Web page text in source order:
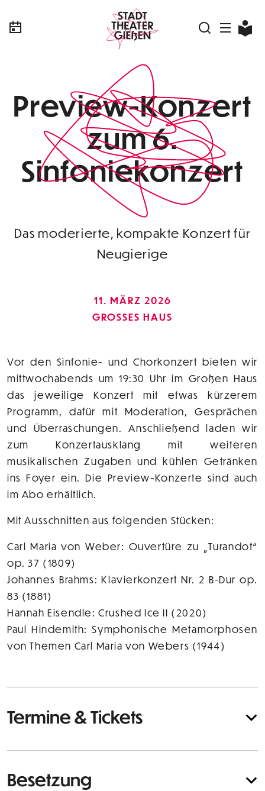
Preview-Konzert
zum 6.
Sinfoniekonzert
Das moderierte, kompakte Konzert für
Neugierige
11. MÄRZ 2026
GROSSES HAUS
Vor den Sinfonie- und Chorkonzert bieten wir
mittwochabends um 19:30 Uhr im Großen Haus
das jeweilige Konzert mit etwas kürzerem
Programm, dafür mit Moderation, Gesprächen
und Überraschungen. Anschließend laden wir
zum Konzertausklang mit weiteren
musikalischen Zugaben und kühlen Getränken
ins Foyer ein. Die Preview-Konzerte sind auch
im Abo erhältlich.
Mit Ausschnitten aus folgenden Stücken:
Carl Maria von Weber: Ouvertüre zu „Turandot“
op. 37 (1809)
Johannes Brahms: Klavierkonzert Nr. 2 B-Dur op.
83 (1881)
Hannah Eisendle: Crushed Ice II (2020)
Paul Hindemith: Symphonische Metamorphosen
von Themen Carl Maria von Webers (1944)
Termine & Tickets
Besetzung